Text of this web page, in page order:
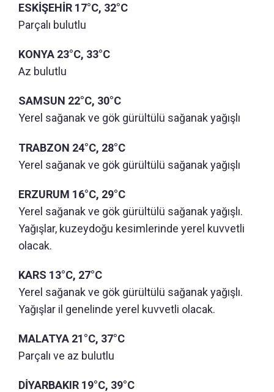
ESKİŞEHİR 17°C, 32°C
Parçalı bulutlu
KONYA 23°C, 33°C
Az bulutlu
SAMSUN 22°C, 30°C
Yerel sağanak ve gök gürültülü sağanak yağışlı
TRABZON 24°C, 28°C
Yerel sağanak ve gök gürültülü sağanak yağışlı
ERZURUM 16°C, 29°C
Yerel sağanak ve gök gürültülü sağanak yağışlı.
Yağışlar, kuzeydoğu kesimlerinde yerel kuvvetli
olacak.
KARS 13°C, 27°C
Yerel sağanak ve gök gürültülü sağanak yağışlı.
Yağışlar il genelinde yerel kuvvetli olacak.
MALATYA 21°C, 37°C
Parçalı ve az bulutlu
DİYARBAKIR 19°C, 39°C